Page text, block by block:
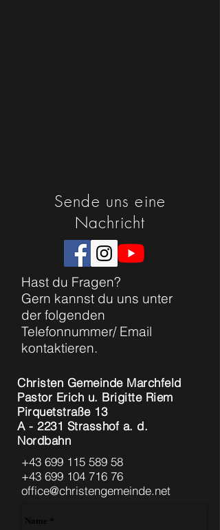
Sende uns eine
Nachricht
Hast du Fragen?
Gern kannst du uns unter
der folgenden
Telefonnummer/ Email
kontaktieren.
Christen Gemeinde Marchfeld
Pastor Erich u. Brigitte Riem
Pirquetstraße 13
A - 2231 Strasshof a. d.
Nordbahn
+43 699 115 589 58
+43 699 104 716 76
office@christengemeinde.net